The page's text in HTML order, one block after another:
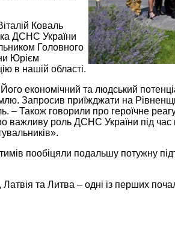
Коваль
ДСНС України
Головного
Юрієм
в нашій області.
економічний та людський
Запросив приїжджати на
– Також говорили про героїчне
важливу роль ДСНС України під
пообіцяли подальшу потужну
та Литва – одні із перших